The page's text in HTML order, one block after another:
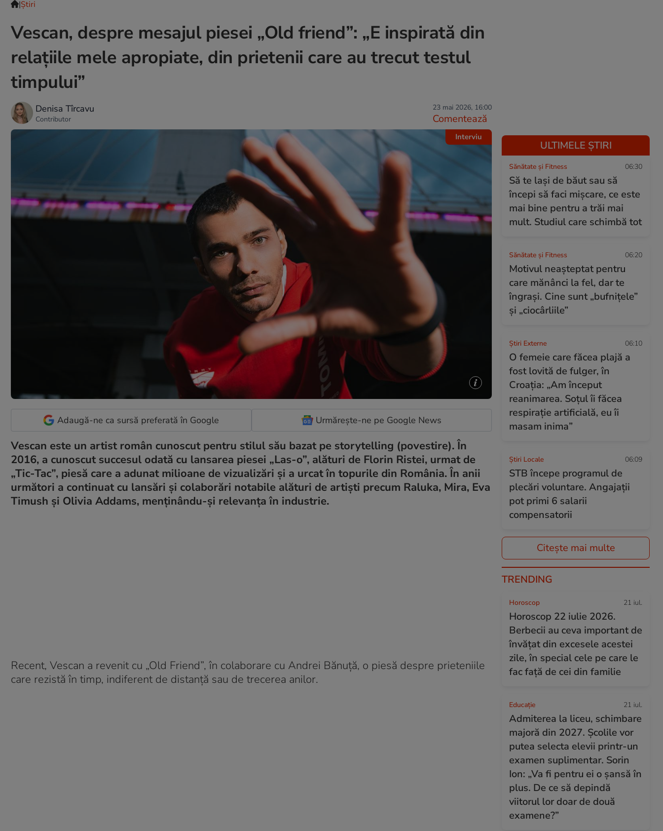
|Ştiri
Vescan, despre mesajul piesei „Old friend”: „E inspirată din
relațiile mele apropiate, din prietenii care au trecut testul
timpului”
Denisa Tîrcavu
Contributor
23 mai 2026, 16:00
Comentează
Interviu
Adaugă-ne ca sursă preferată în Google Urmărește-ne pe Google News
Vescan este un artist român cunoscut pentru stilul său bazat pe storytelling (povestire). În
2016, a cunoscut succesul odată cu lansarea piesei „Las-o”, alături de Florin Ristei, urmat de
„Tic-Tac”, piesă care a adunat milioane de vizualizări și a urcat în topurile din România. În anii
următori a continuat cu lansări și colaborări notabile alături de artiști precum Raluka, Mira, Eva
Timush și Olivia Addams, menținându-și relevanța în industrie.
Recent, Vescan a revenit cu „Old Friend”, în colaborare cu Andrei Bănuță, o piesă despre prieteniile
care rezistă în timp, indiferent de distanță sau de trecerea anilor.
ULTIMELE ȘTIRI
Sănătate și Fitness 06:30
Să te lași de băut sau să
începi să faci mișcare, ce este
mai bine pentru a trăi mai
mult. Studiul care schimbă tot
Sănătate și Fitness 06:20
Motivul neașteptat pentru
care mănânci la fel, dar te
îngrași. Cine sunt „bufnițele”
și „ciocârliile”
Știri Externe 06:10
O femeie care făcea plajă a
fost lovită de fulger, în
Croația: „Am început
reanimarea. Soțul îi făcea
respirație artificială, eu îi
masam inima”
Știri Locale 06:09
STB începe programul de
plecări voluntare. Angajații
pot primi 6 salarii
compensatorii
Citește mai multe
TRENDING
Horoscop 21 iul.
Horoscop 22 iulie 2026.
Berbecii au ceva important de
învățat din excesele acestei
zile, în special cele pe care le
fac față de cei din familie
Educație 21 iul.
Admiterea la liceu, schimbare
majoră din 2027. Școlile vor
putea selecta elevii printr-un
examen suplimentar. Sorin
Ion: „Va fi pentru ei o șansă în
plus. De ce să depindă
viitorul lor doar de două
examene?”